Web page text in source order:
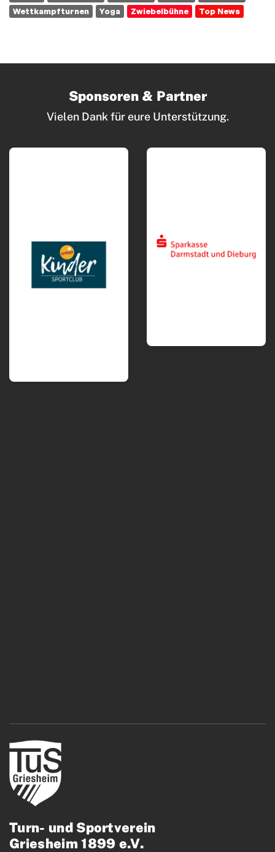
Wettkampfturnen
Yoga Zwiebelbühne Top News
Sponsoren & Partner
Vielen Dank für eure Unterstützung.
Turn- und Sportverein
Griesheim 1899 e.V.